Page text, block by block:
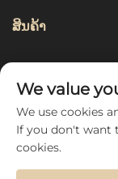
ສິນຄ້າ
ຕິດຕາມພວກເຮົາ
We value
We use cookies
If you don't want
cookies.